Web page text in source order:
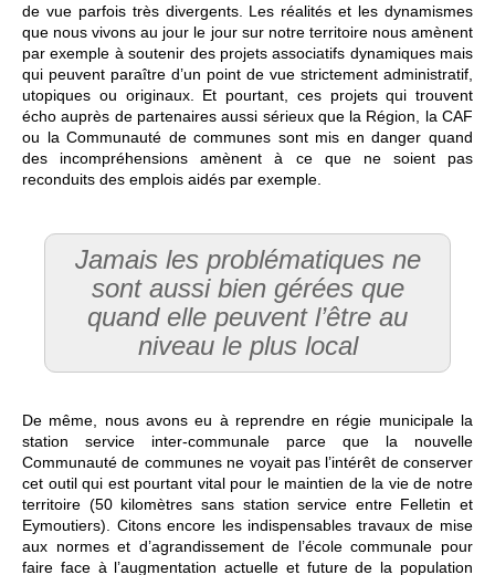
de vue parfois très divergents. Les réalités et les dynamismes
que nous vivons au jour le jour sur notre territoire nous amènent
par exemple à soutenir des projets associatifs dynamiques mais
qui peuvent paraître d’un point de vue strictement administratif,
utopiques ou originaux. Et pourtant, ces projets qui trouvent
écho auprès de partenaires aussi sérieux que la Région, la CAF
ou la Communauté de communes sont mis en danger quand
des incompréhensions amènent à ce que ne soient pas
reconduits des emplois aidés par exemple.
Jamais les problématiques ne
sont aussi bien gérées que
quand elle peuvent l’être au
niveau le plus local
De même, nous avons eu à reprendre en régie municipale la
station service inter-communale parce que la nouvelle
Communauté de communes ne voyait pas l’intérêt de conserver
cet outil qui est pourtant vital pour le maintien de la vie de notre
territoire (50 kilomètres sans station service entre Felletin et
Eymoutiers). Citons encore les indispensables travaux de mise
aux normes et d’agrandissement de l’école communale pour
faire face à l’augmentation actuelle et future de la population